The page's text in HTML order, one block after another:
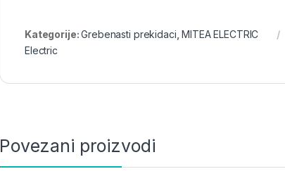
Kategorije:Grebenasti prekidaci ,MITEA ELECTRIC
Electric
Povezani proizvodi